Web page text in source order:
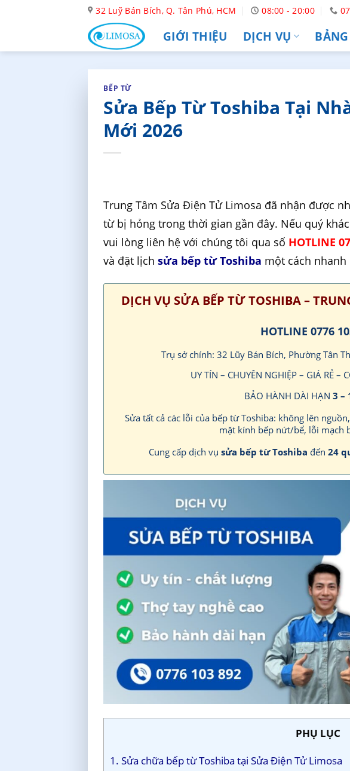
32 Luỹ Bán Bích, Q. Tân Phú, HCM 08:00 - 20:00
GIỚI THIỆU DỊCH VỤ
BẾP TỪ
Sửa Bếp Từ Toshiba Tại
Mới 2026
Trung Tâm Sửa Điện Tử Limosa đã nhận được
từ bị hỏng trong thời gian gần đây. Nếu quý
vui lòng liên hệ với chúng tôi qua số HOTLINE
và đặt lịchsửa bếp từ Toshiba một cách nhanh
DỊCH VỤ SỬA BẾP TỪ TOSHIBA –
HOTLINE 0776
Trụ sở chính: 32 Lũy Bán Bích, Phường Tân
UY TÍN – CHUYÊN NGHIỆP – GIÁ RẺ –
BẢO HÀNH DÀI HẠN3 –
Sửa tất cả các lỗi của bếp từ Toshiba: không lên
mặt kính bếp nứt/bể, lỗi mạch
Cung cấp dịch vụsửa bếp từ Toshiba đến24
PHỤ LỤC
1. Sửa chữa bếp từ Toshiba tại Sửa Điện Tử Limosa